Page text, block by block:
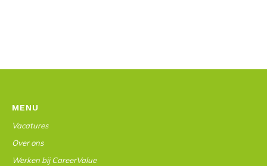
MENU
Vacatures
Over ons
Werken bij CareerValue